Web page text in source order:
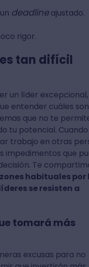
deadlineajustado.
rigor.
tan difícil
un líder
entender cuáles son
que no te
tu potencial. Cuando
trabajo en otras
impedimentos que
Te
habituales por
se resisten a
tomará más
excusas para no